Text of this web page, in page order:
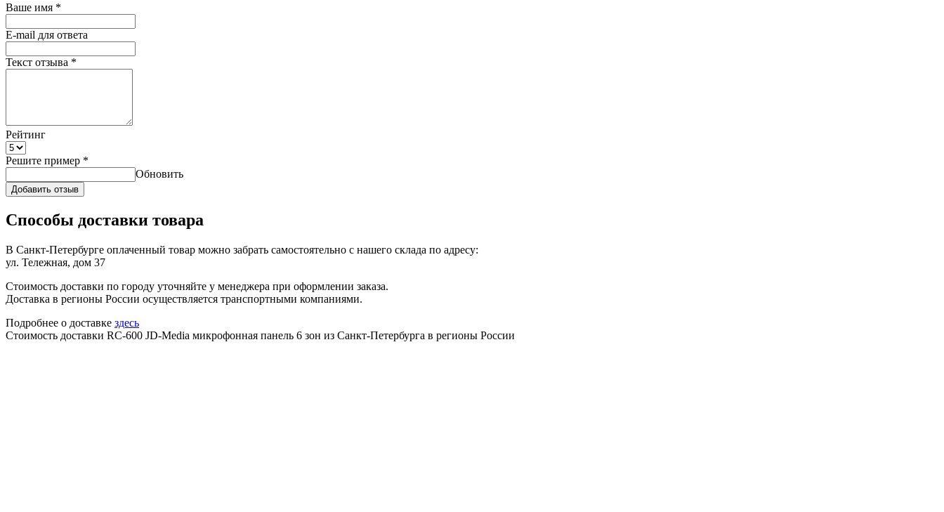
Ваше имя *
E-mail для ответа
Текст отзыва *
Рейтинг
Решите пример *
Обновить
Добавить отзыв
Способы доставки товара
В Санкт-Петербурге оплаченный товар можно забрать самостоятельно с нашего склада по адресу:
ул. Тележная, дом 37
Стоимость доставки по городу уточняйте у менеджера при оформлении заказа.
Доставка в регионы России осуществляется транспортными компаниями.
Подробнее о доставке здесь
Стоимость доставки RC-600 JD-Media микрофонная панель 6 зон из Санкт-Петербурга в регионы России